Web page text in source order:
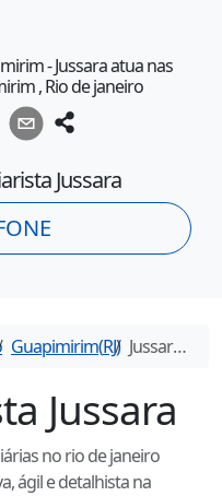
- Jussara atua nas
, Rio de janeiro
Jussara
Guapimirim(RJ) Jussara -
Jussara
no rio de janeiro
ágil e detalhista na